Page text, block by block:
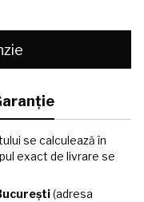
se calculează în
exact de livrare se
(adresa